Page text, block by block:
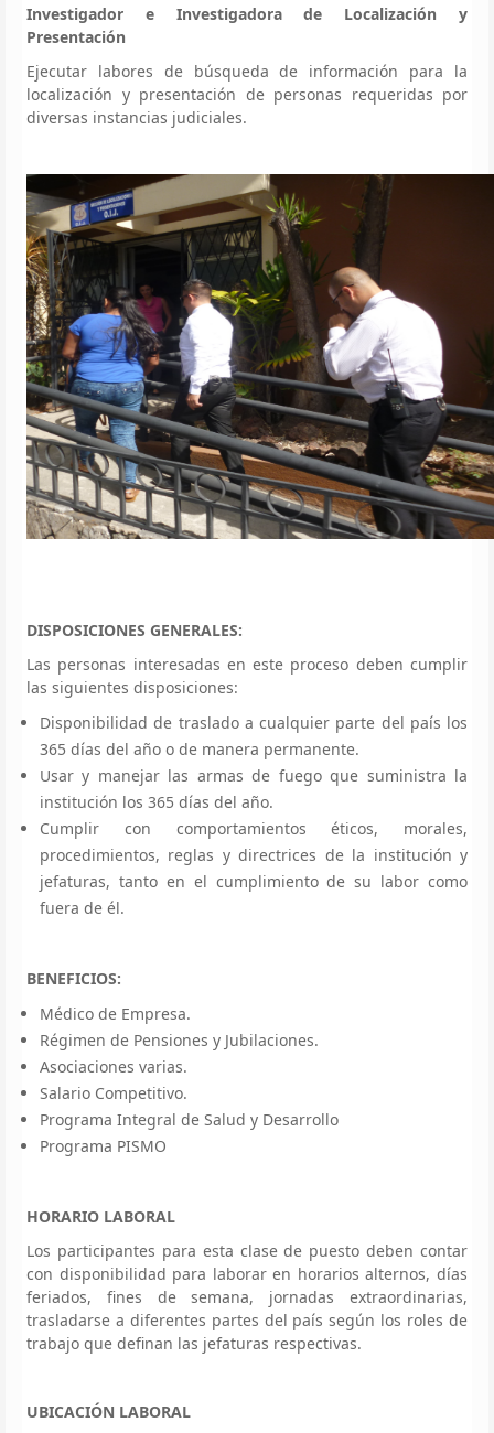
Investigador e Investigadora de Localización y
Presentación
Ejecutar labores de búsqueda de información para la
localización y presentación de personas requeridas por
diversas instancias judiciales.
DISPOSICIONES GENERALES:
Las personas interesadas en este proceso deben cumplir
las siguientes disposiciones:
Disponibilidad de traslado a cualquier parte del país los
365 días del año o de manera permanente.
Usar y manejar las armas de fuego que suministra la
institución los 365 días del año.
Cumplir con comportamientos éticos, morales,
procedimientos, reglas y directrices de la institución y
jefaturas, tanto en el cumplimiento de su labor como
fuera de él.
BENEFICIOS:
Médico de Empresa.
Régimen de Pensiones y Jubilaciones.
Asociaciones varias.
Salario Competitivo.
Programa Integral de Salud y Desarrollo
Programa PISMO
HORARIO LABORAL
Los participantes para esta clase de puesto deben contar
con disponibilidad para laborar en horarios alternos, días
feriados, fines de semana, jornadas extraordinarias,
trasladarse a diferentes partes del país según los roles de
trabajo que definan las jefaturas respectivas.
UBICACIÓN LABORAL